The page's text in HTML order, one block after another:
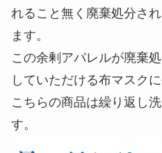
れること無く廃棄処分さ
ます。
この余剰アパレルが廃棄
していただける布マスク
こちらの商品は繰り返し
す。